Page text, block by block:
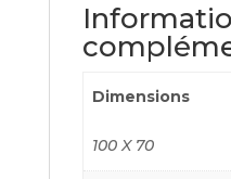
Dimensions
100 X 70